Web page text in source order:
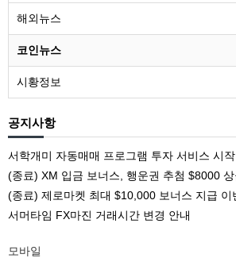
해외뉴스
코인뉴스
시황정보
공지사항
서학개미 자동매매 프로그램 투자 서비스 시작
(종료) XM 입금 보너스, 행운권 추첨 $8000
(종료) 제로마켓 최대 $10,000 보너스 지급 이벤트 | FX마진 해외거
서머타임 FX마진 거래시간 변경 안내
모바일